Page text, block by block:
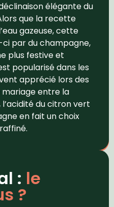
élégante du
que la recette
gazeuse, cette
par du champagne,
plus festive et
popularisé dans les
apprécié lors des
mariage entre la
du citron vert
en fait un choix
: le
?